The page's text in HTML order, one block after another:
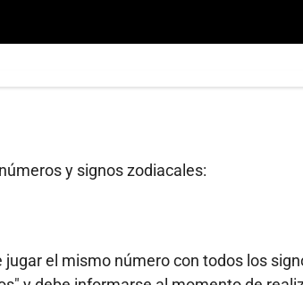
y signos zodiacales:
el mismo número con todos los